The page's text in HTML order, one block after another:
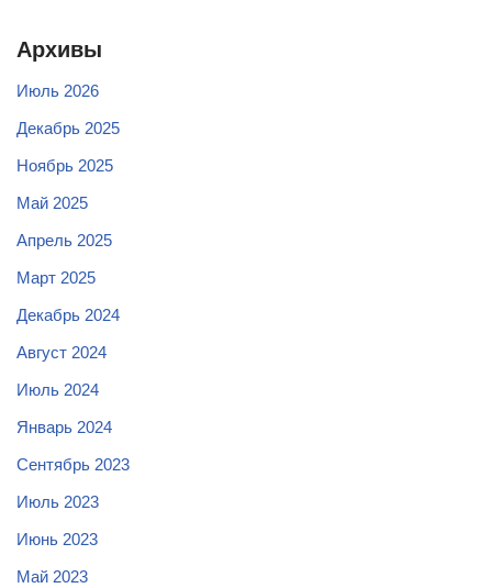
Архивы
Июль 2026
Декабрь 2025
Ноябрь 2025
Май 2025
Апрель 2025
Март 2025
Декабрь 2024
Август 2024
Июль 2024
Январь 2024
Сентябрь 2023
Июль 2023
Июнь 2023
Май 2023